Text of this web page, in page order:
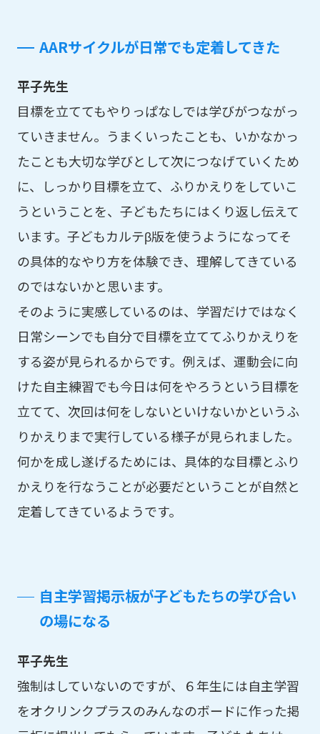
AARサイクルが日常でも定着してきた
平子先生
目標を立ててもやりっぱなしでは学びがつながっ
ていきません。うまくいったことも、いかなかっ
たことも大切な学びとして次につなげていくため
に、しっかり目標を立て、ふりかえりをしていこ
うということを、子どもたちにはくり返し伝えて
います。子どもカルテβ版を使うようになってそ
の具体的なやり方を体験でき、理解してきている
のではないかと思います。
そのように実感しているのは、学習だけではなく
日常シーンでも自分で目標を立ててふりかえりを
する姿が見られるからです。例えば、運動会に向
けた自主練習でも今日は何をやろうという目標を
立てて、次回は何をしないといけないかというふ
りかえりまで実行している様子が見られました。
何かを成し遂げるためには、具体的な目標とふり
かえりを行なうことが必要だということが自然と
定着してきているようです。
自主学習掲示板が子どもたちの学び合い
の場になる
平子先生
強制はしていないのですが、６年生には自主学習
をオクリンクプラスのみんなのボードに作った掲